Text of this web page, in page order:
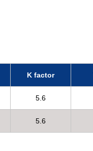
K factor
5.6
5.6